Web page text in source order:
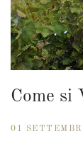
Come si
01